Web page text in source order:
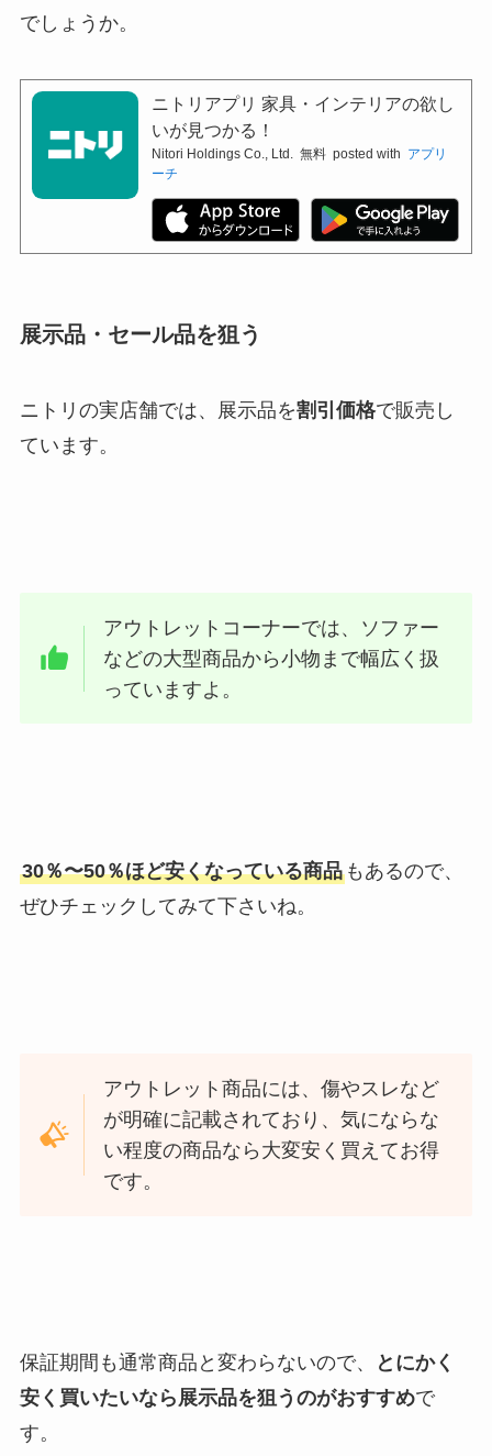
でしょうか。
ニトリアプリ 家具・インテリアの欲し
いが見つかる！
Nitori Holdings Co., Ltd. 無料 posted with アプリ
ーチ
展示品・セール品を狙う
ニトリの実店舗では、展示品を割引価格で販売し
ています。
アウトレットコーナーでは、ソファー
などの大型商品から小物まで幅広く扱
っていますよ。
30％〜50％ほど安くなっている商品もあるので、
ぜひチェックしてみて下さいね。
アウトレット商品には、傷やスレなど
が明確に記載されており、気にならな
い程度の商品なら大変安く買えてお得
です。
保証期間も通常商品と変わらないので、
とにかく
安く買いたいなら展示品を狙うのがおすすめで
す。